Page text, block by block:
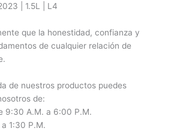
| 1.5L | L4
que la honestidad, confianza y
de cualquier relación de
de nuestros productos puedes
de:
9:30 A.M. a 6:00 P.M.
1:30 P.M.